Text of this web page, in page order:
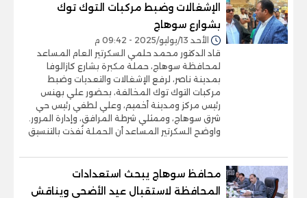
الإشغالات وضبط مركبات التوك توك
بشوارع سوهاج
الأحد 13/يوليو/2025 - 09:42 م
قاد الدكتور محمد حلمي السكرتير العام المساعد
لمحافظة سوهاج، حملة مكبرة بشارع كازالوفا
بمدينة ناصر، لرفع الإشغالات والتعديات وضبط
مركبات التوك توك المخالفة، بحضور علي بهنس
رئيس مركز ومدينة أخميم، وعلي لطفي رئيس حي
شرق سوهاج، وممثلي شرطة المرافق، وإدارة المرور.
واوضح السكرتير المساعد أن الحملة نُفذت بالتنسيق
محافظ سوهاج يبحث استعدادات
المحافظة لاستقبال عيد الأضحى ويناقش